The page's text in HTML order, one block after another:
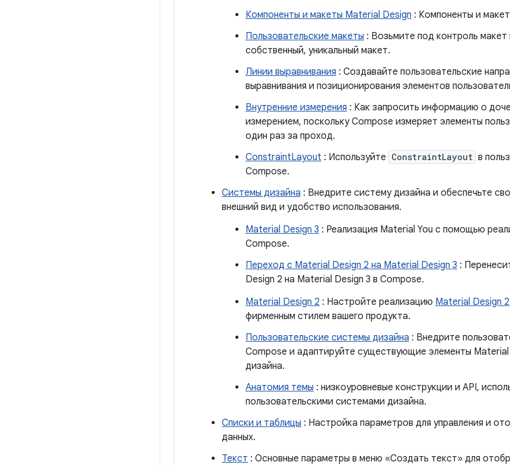
Компоненты и макеты Material Design : Компоненты и
Пользовательские макеты : Возьмите под контроль
собственный, уникальный макет.
Линии выравнивания : Создавайте пользовательские
выравнивания и позиционирования элементов
Внутренние измерения : Как запросить информацию о
измерением, поскольку Compose измеряет элементы
один раз за проход.
ConstraintLayout : Используйте ConstraintLayout в
Compose.
Системы дизайна : Внедрите систему дизайна и обеспечьте
внешний вид и удобство использования.
Material Design 3 : Реализация Material You с помощью
Compose.
Переход с Material Design 2 на Material Design 3 :
Design 2 на Material Design 3 в Compose.
Material Design 2 : Настройте реализацию Material Design 2
фирменным стилем вашего продукта.
Пользовательские системы дизайна : Внедрите
Compose и адаптируйте существующие элементы
дизайна.
Анатомия темы : низкоуровневые конструкции и API,
пользовательскими системами дизайна.
Списки и таблицы : Настройка параметров для управления и
данных.
Текст : Основные параметры в меню «Создать текст» для